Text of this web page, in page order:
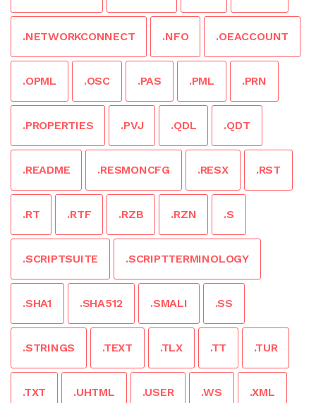
.NETWORKCONNECT .NFO .OEACCOUNT
.OPML .OSC .PAS .PML .PRN
.PROPERTIES .PVJ .QDL .QDT
.README .RESMONCFG .RESX .RST
.RT .RTF .RZB .RZN .S
.SCRIPTSUITE .SCRIPTTERMINOLOGY
.SHA1 .SHA512 .SMALI .SS
.STRINGS .TEXT .TLX .TT .TUR
.TXT .UHTML .USER .WS .XML